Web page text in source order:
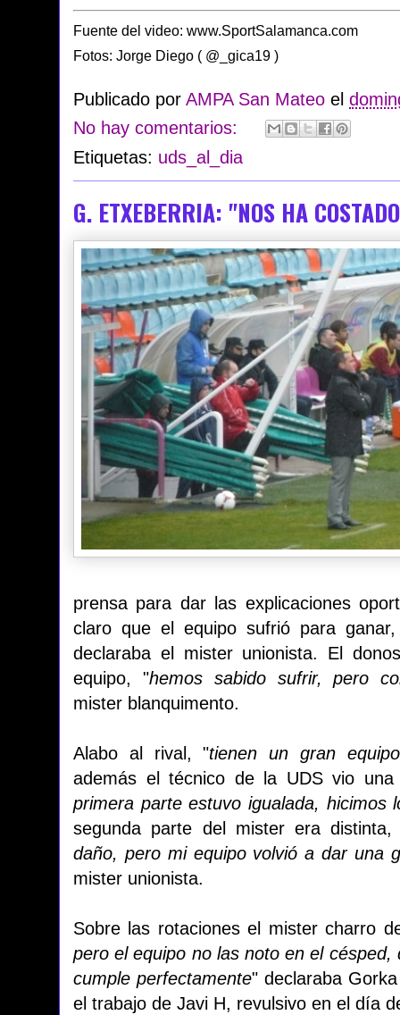
Fuente del video: www.SportSalamanca.com
Fotos: Jorge Diego ( @_gica19 )
Publicado por AMPA San Mateo el
No hay comentarios:
Etiquetas: uds_al_dia
G. ETXEBERRIA: "NOS HA
prensa para dar las explicaciones
claro que el equipo sufrió para
declaraba el mister unionista. El
equipo, "hemos sabido sufrir, pero
mister blanquimento.
Alabo al rival, "tienen un gran equipo
además el técnico de la UDS vio
primera parte estuvo igualada, hicimos
segunda parte del mister era distinta,
daño, pero mi equipo volvió a dar una
mister unionista.
Sobre las rotaciones el mister charro
pero el equipo no las noto en el
cumple perfectamente" declaraba
el trabajo de Javi H, revulsivo en el día